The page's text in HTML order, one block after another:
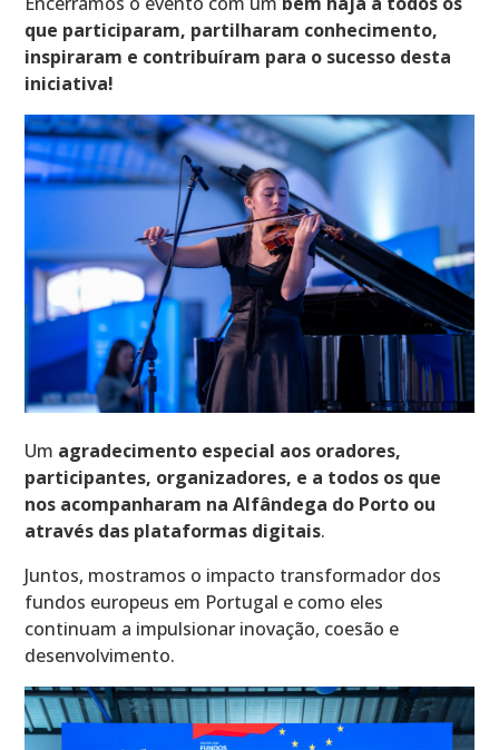
que participaram, partilharam conhecimento,
inspiraram e contribuíram para o sucesso desta
iniciativa!
Um agradecimento especial aos oradores,
participantes, organizadores, e a todos os que
nos acompanharam na Alfândega do Porto ou
através das plataformas digitais.
Juntos, mostramos o impacto transformador dos
fundos europeus em Portugal e como eles
continuam a impulsionar inovação, coesão e
desenvolvimento.